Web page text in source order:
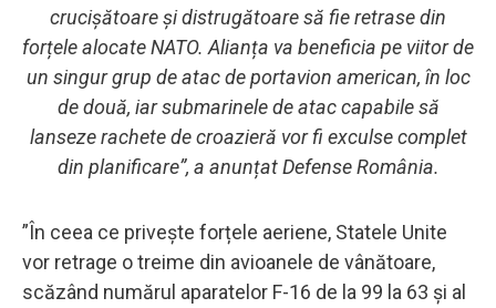
crucișătoare și distrugătoare să fie retrase din
forțele alocate NATO. Alianța va beneficia pe viitor de
un singur grup de atac de portavion american, în loc
de două, iar submarinele de atac capabile să
lanseze rachete de croazieră vor fi exculse complet
din planificare”, a anunțat Defense România.
”În ceea ce privește forțele aeriene, Statele Unite
vor retrage o treime din avioanele de vânătoare,
scăzând numărul aparatelor F-16 de la 99 la 63 și al